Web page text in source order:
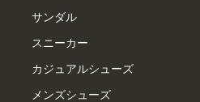
サンダル
スニーカー
カジュアルシューズ
メンズシューズ